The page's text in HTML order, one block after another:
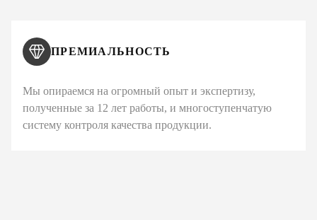
ПРЕМИАЛЬНОСТЬ
Мы опираемся на огромный опыт и экспертизу,
полученные за 12 лет работы, и многоступенчатую
систему контроля качества продукции.